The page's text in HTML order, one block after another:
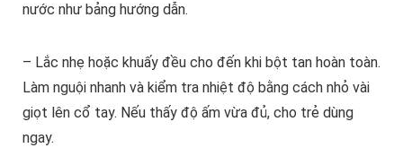
nước như bảng hướng dẫn.
– Lắc nhẹ hoặc khuấy đều cho đến khi bột tan hoàn toàn.
Làm nguội nhanh và kiểm tra nhiệt độ bằng cách nhỏ vài
giọt lên cổ tay. Nếu thấy độ ấm vừa đủ, cho trẻ dùng
ngay.